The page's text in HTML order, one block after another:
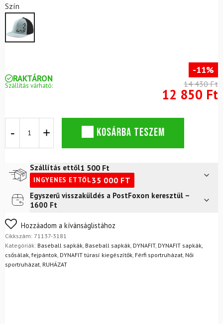
4.91
5-ből,
értékelés
alapján
Szín
RAKTÁRON
Szállítás várható:
-11%
14 430 Ft
12 850 Ft
sapka
Cap
Cloud
Blue
mennyiség
KOSÁRBA TESZEM
Szállítás ettől1 500 Ft
INGYENES ETTŐL35 000 FT
Futár a címre2 400
FoxPost
Egyszerű visszaküldés a PostFoxon keresztül –
1600 Ft
Nem biztos a választásában? Semmi gond – a terméket
egyszerűen visszaküldheti 14 napon belül, indoklás nélkül.
Mik a visszaküldés feltételei?
Hozzáadom a kívánságlistához
Cikkszám: 71137-3181
Kategóriák: Baseball sapkák Baseball sapkák DYNAFIT, DYNAFIT sapkák,
csősálak, fejpántok DYNAFIT túrasí kiegészítők Férfi sportruházat Női
sportruházat RUHÁZAT